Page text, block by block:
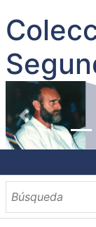
INICIO
SOBRE EL